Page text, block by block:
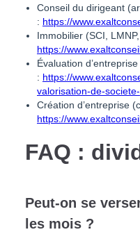
Conseil du dirigeant
: https://
Immobilier (SCI,
https://
Évaluation
: https://
valorisation-de-
Création d’entreprise
https://
FAQ :
Peut-on se
les mois ?